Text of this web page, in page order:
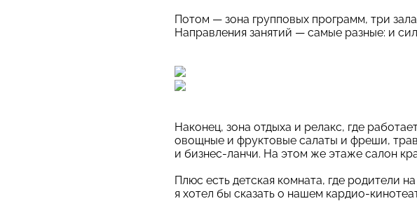
Потом — зона групповых программ, три
Направления занятий — самые разные: и
Наконец, зона отдыха и релакс, где
овощные и фруктовые салаты и фреши,
и бизнес-ланчи. На этом же этаже салон
Плюс есть детская комната, где родители
я хотел бы сказать о нашем кардио-